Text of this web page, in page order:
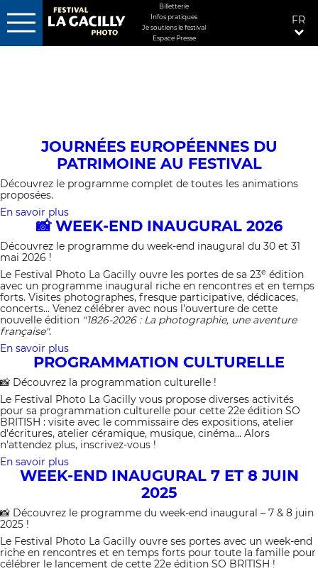
Aller
MENU
FIXÉ
DROITE
Billetterie
Infos pratiques
Je soutiens le festival
Espace Presse
FR
JOURNÉES EUROPÉENNES DU
PATRIMOINE AU FESTIVAL
Découvrez le programme complet de toutes les animations
proposées.
En savoir plus
Journées
européennes
du
au
festival
📸 WEEK-END INAUGURAL 2026
Découvrez le programme du week-end inaugural du 30 et 31
mai 2026 !
Le Festival Photo La Gacilly ouvre les portes de sa 23e édition
avec un programme inaugural riche en rencontres et en temps
forts. Visites photographes, fresque participative, dédicaces,
concerts... Venez célébrer avec nous l'ouverture de cette
nouvelle édition "1826-2026 : La photographie, une aventure
française".
En savoir plus
📸
Week-
end
inaugural
2026
PROGRAMMATION CULTURELLE
📸 Découvrez la programmation culturelle !
Le Festival Photo La Gacilly vous propose diverses activités
pour sa programmation culturelle pour cette 22e édition SO
BRITISH : visite avec le commissaire des expositions, atelier
d'écritures, atelier céramique, musique, cinéma... Alors
n'attendez plus, inscrivez-vous !
En savoir plus
Programmation
culturelle
WEEK-END INAUGURAL 7 ET 8 JUIN
2025
📸 Découvrez le programme du week-end inaugural – 7 & 8 juin
2025 !
Le Festival Photo La Gacilly ouvre ses portes avec un week-end
riche en rencontres et en temps forts pour toute la famille pour
célébrer le lancement de cette 22e édition SO BRITISH !